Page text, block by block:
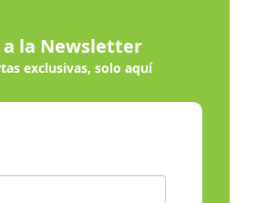
a la Newsletter
exclusivas, solo aquí